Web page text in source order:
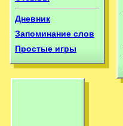
Дневник
Запоминание слов
Простые игры